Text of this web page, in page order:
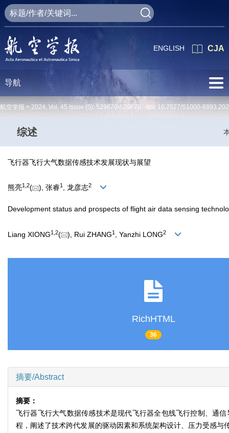
CJA
ENGLISH
导航
航空学报 > 2024, Vol. 45 Issue (5): 529670-529670 doi: 10.7527/S1000-
综述
飞行器飞行大气数据传感技术发展现状与展望
熊亮1 2( ), 张睿1 , 龙彦志2
Development status and prospects of flight air data sensing
Liang XIONG1 2( ), Rui ZHANG1 , Yanzhi LONG2
RichHTML
36
摘要/Abstract
摘要：
飞行器飞行大气数据传感技术是现代飞行器全包线飞行控制、通
程，阐述了技术跨代发展的驱动因素和系统架构设计、压力受感